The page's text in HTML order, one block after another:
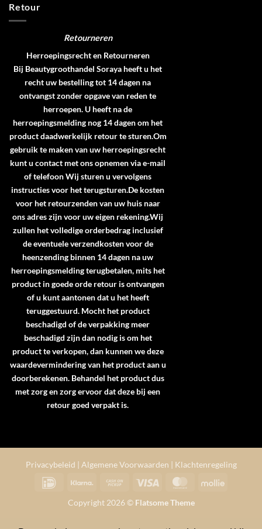
Retour
Retourneren
Herroepingsrecht en Retourneren
Bij Beautygroothandel Soraya heeft u het
recht uw bestelling tot 14 dagen na
ontvangst zonder opgave van reden te
herroepen. U heeft na de
herroepingsmelding nog 14 dagen om het
product daadwerkelijk retour te sturen.Om
gebruik te maken van uw herroepingsrecht
kunt u contact met ons opnemen via e-mail
of telefoon Wij sturen u vervolgens
instructies voor het terugsturen.De kosten
voor het retourzenden van uw huis naar
ons adres zijn voor uw eigen rekening.Wij
zullen het volledige orderbedrag inclusief
de eventuele verzendkosten voor de
heenzending binnen 14 dagen na uw
herroepingsmelding terugbetalen, mits het
product in goede orde retour is ontvangen
of u kunt aantonen dat u het heeft
teruggestuurd. Mocht het product
beschadigd of de verpakking meer
beschadigd zijn dan nodig is om het
product te verkopen, dan kunnen we deze
waardevermindering van het product aan u
doorberekenen. Behandel het product dus
met zorg en zorg ervoor dat deze bij een
retour goed verpakt is.
Privacybeleid | Algemene Voorwaarden | Klachtenregeling
IDeal
Klarna
Cash
Pickup
Visa MasterCardMollie
Copyright 2026 © Flatsome Theme